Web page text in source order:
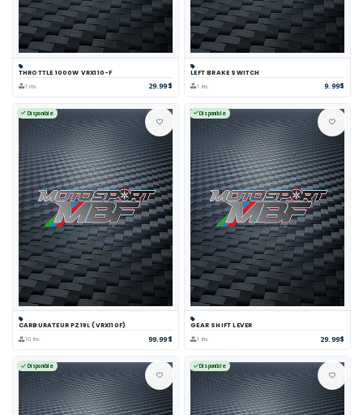
THROTTLE 1000W VRX110-F
1 inv. 29.99$
LEFT BRAKE SWITCH
1 inv. 9.99$
Disponible
CARBURATEUR PZ19L (VRX110F)
10 inv. 99.99$
Disponible
GEAR SHIFT LEVER
1 inv. 29.99$
Disponible Disponible